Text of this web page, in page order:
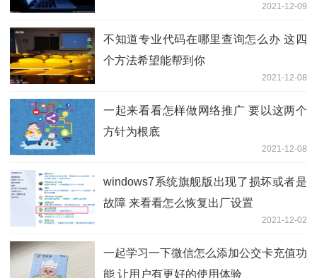
2021-12-09
不知道专业代码在哪里查询怎么办 这四
个方法希望能帮到你
2021-12-08
一起来看看怎样做网络推广 要以这两个
方针为根底
2021-12-08
windows7系统旗舰版出现了损坏或者是
故障 来看看怎么恢复出厂设置
2021-12-02
一起学习一下微信怎么添加公交卡充值功
能 让用户有更好的使用体验